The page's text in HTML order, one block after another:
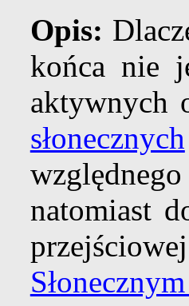
Opis:
końca nie
aktywnych
słonecznych
natomiast